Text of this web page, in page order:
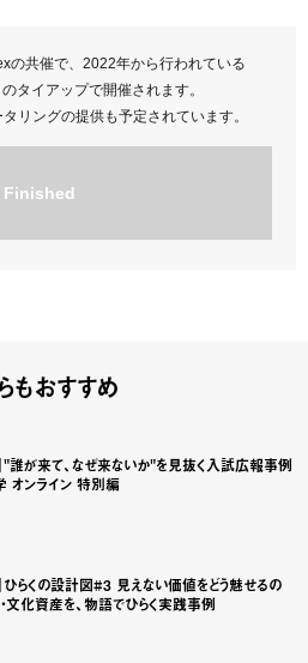
の共催で、2022年から行われている
タイアップで開催されます。
リングの提供も予定されています。
Finished
もおすすめ
"誰が来て、なぜ来ないか"を見抜く入試広報事例
ンライン 特別編
て、なぜ来ないか"を見抜く入
ひらくの設計図#3 見えない価値をどう魅せるの
文化資産を、物語でひらく実践事例
の設計図#3 見えない価値をどう